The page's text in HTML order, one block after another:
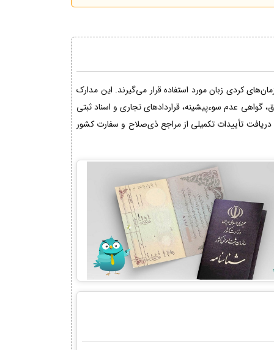
کردی زبان مورد استفاده قرار می‌گیرند. این مدارک
گواهی عدم سوءپیشینه، قراردادهای تجاری و اسناد ثبتی
تأییدات تکمیلی از مراجع ذی‌صلاح و سفارت کشور